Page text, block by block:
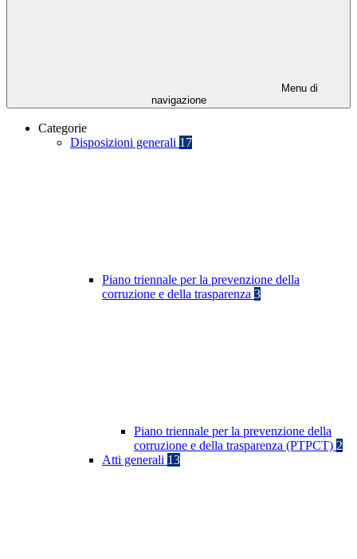
Menu di
navigazione
Categorie
Disposizioni generali 17
Piano triennale per la prevenzione della
corruzione e della trasparenza 3
Piano triennale per la prevenzione della
corruzione e della trasparenza (PTPCT) 2
Atti generali 13